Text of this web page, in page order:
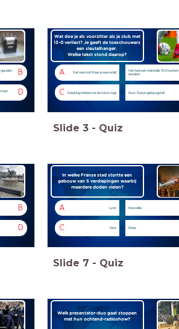
B
gouden
D
een
Wat doe je als voorzitter als je club met
13-0 verliest? Je geeft de toeschouwers
een sleutelhanger.
Welke tekst stond daarop?
A Dat was kut! Maar je was erbij!
Het had ook makkelijk 15-0 kunnen
worden!
C Gelukkig hebben we de foto's nog! Nu is 13 jouw geluksgetal!
Slide 3 - Quiz
B
D
In welke Franse stad stortte een
gebouw van 5 verdiepingen waarbij
meerdere doden vielen?
A Lyon Marseille
C Nice Parijs
Slide 7 - Quiz
Welk presentator-duo gaat stoppen
met hun ochtend-radioshow?